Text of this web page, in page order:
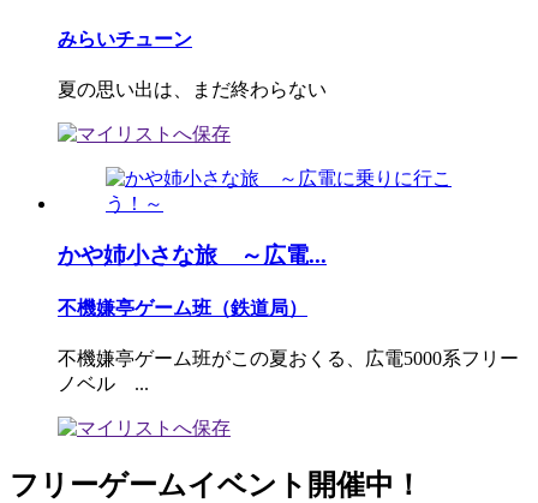
みらいチューン
夏の思い出は、まだ終わらない
かや姉小さな旅 ～広電...
不機嫌亭ゲーム班（鉄道局）
不機嫌亭ゲーム班がこの夏おくる、広電5000系フリー
ノベル ...
フリーゲームイベント開催中！